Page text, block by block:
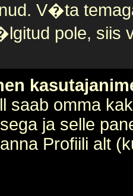
V�ta
pole, siis
saab omma
ja selle
Profiili alt